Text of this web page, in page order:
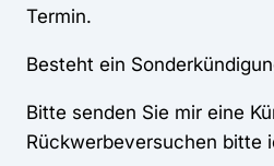
Termin.
Besteht ein
Bitte senden Sie mir eine
Rückwerbeversuchen bitte